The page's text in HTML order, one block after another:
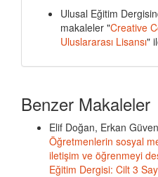
Ulusal Eğitim
makaleler "Creative
Uluslararası Lisansı"
Benzer Makaleler
Elif Doğan, Erkan
Öğretmenlerin sosyal
iletişim ve öğrenmeyi
Eğitim Dergisi: Cilt 3